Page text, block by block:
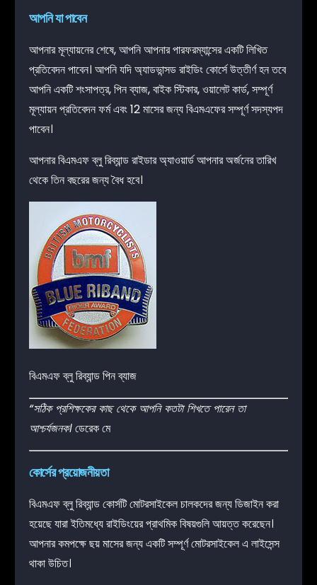
আপনি যা পাবেন
আপনার মূল্যায়নের শেষে, আপনি আপনার পারফরম্যান্সের একটি লিখিত
প্রতিবেদন পাবেন। আপনি যদি অ্যাডভান্সড রাইডিং কোর্সে উত্তীর্ণ হন তবে
আপনি একটি শংসাপত্র, পিন ব্যাজ, বাইক স্টিকার, ওয়ালেট কার্ড, সম্পূর্ণ
মূল্যায়ন প্রতিবেদন ফর্ম এবং 12 মাসের জন্য বিএমএফের সম্পূর্ণ সদস্যপদ
পাবেন।
আপনার বিএমএফ ব্লু রিব্যান্ড রাইডার অ্যাওয়ার্ড আপনার অর্জনের তারিখ
থেকে তিন বছরের জন্য বৈধ হবে।
বিএমএফ ব্লু রিব্যান্ড পিন ব্যাজ
“সঠিক প্রশিক্ষকের কাছ থেকে আপনি কতটা শিখতে পারেন তা
আশ্চর্যজনক।ডেরেক মে
কোর্সের প্রয়োজনীয়তা
বিএমএফ ব্লু রিব্যান্ড কোর্সটি মোটরসাইকেল চালকদের জন্য ডিজাইন করা
হয়েছে যারা ইতিমধ্যে রাইডিংয়ের প্রাথমিক বিষয়গুলি আয়ত্ত করেছেন।
আপনার কমপক্ষে ছয় মাসের জন্য একটি সম্পূর্ণ মোটরসাইকেল এ লাইসেন্স
থাকা উচিত।